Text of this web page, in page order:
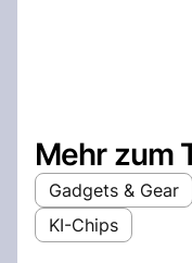
Mehr zum
Gadgets & Gear
KI-Chips